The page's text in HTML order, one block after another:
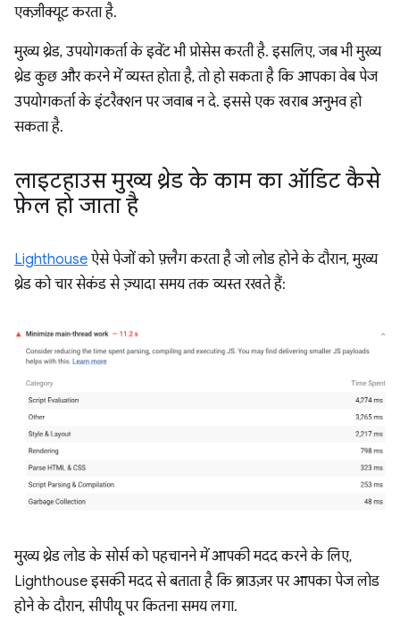
एक्ज़ीक्यूट करता है.
मुख्य थ्रेड, उपयोगकर्ता के इवेंट भी प्रोसेस करती है. इसलिए, जब भी मुख्य
थ्रेड कुछ और करने में व्यस्त होता है, तो हो सकता है कि आपका वेब पेज
उपयोगकर्ता के इंटरैक्शन पर जवाब न दे. इससे एक खराब अनुभव हो
सकता है.
लाइटहाउस मुख्य थ्रेड के काम का ऑडिट कैसे
फ़ेल हो जाता है
Lighthouse ऐसे पेजों को फ़्लैग करता है जो लोड होने के दौरान, मुख्य
थ्रेड को चार सेकंड से ज़्यादा समय तक व्यस्त रखते हैं:
मुख्य थ्रेड लोड के सोर्स को पहचानने में आपकी मदद करने के लिए,
Lighthouse इसकी मदद से बताता है कि ब्राउज़र पर आपका पेज लोड
होने के दौरान, सीपीयू पर कितना समय लगा.